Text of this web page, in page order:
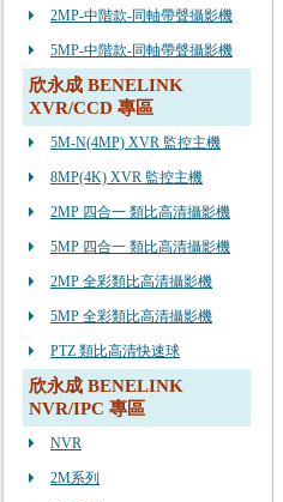
2MP-中階款-同軸帶聲攝影機
5MP-中階款-同軸帶聲攝影機
欣永成 BENELINK
XVR/CCD 專區
5M-N(4MP) XVR 監控主機
8MP(4K) XVR 監控主機
2MP 四合一 類比高清攝影機
5MP 四合一 類比高清攝影機
2MP 全彩類比高清攝影機
5MP 全彩類比高清攝影機
PTZ 類比高清快速球
欣永成 BENELINK
NVR/IPC 專區
NVR
2M系列